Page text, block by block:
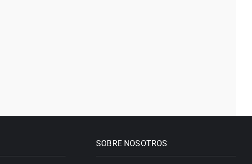
SOBRE NOSOTROS